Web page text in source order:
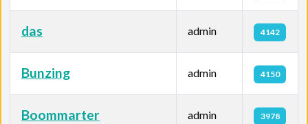
das admin 4142
Bunzing admin 4150
Boommarter admin 3978